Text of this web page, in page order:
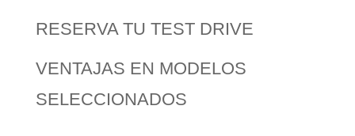
RESERVA TU TEST DRIVE
VENTAJAS EN MODELOS
SELECCIONADOS